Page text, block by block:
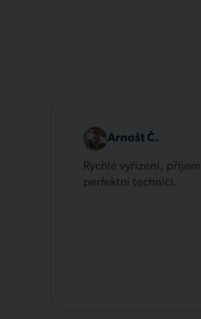
Arnošt Č.
Rychlé vyřízení,
perfektní technici.